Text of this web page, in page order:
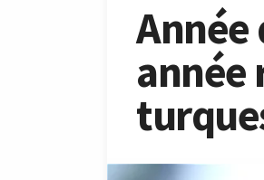
Année
année